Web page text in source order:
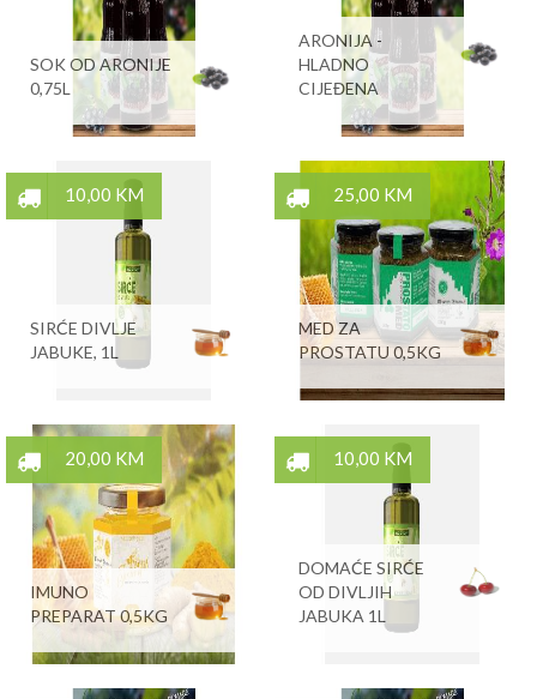
SOK OD ARONIJE
0,75L
ARONIJA -
HLADNO
CIJEĐENA
10,00 KM
SIRĆE DIVLJE
JABUKE, 1L
25,00 KM
MED ZA
PROSTATU 0,5KG
20,00 KM
IMUNO
PREPARAT 0,5KG
10,00 KM
DOMAĆE SIRĆE
OD DIVLJIH
JABUKA 1L